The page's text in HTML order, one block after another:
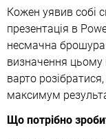
Кожен уявив собі
презентація в
несмачна брошура
визначення цьому
варто
максимум
Що потрібно